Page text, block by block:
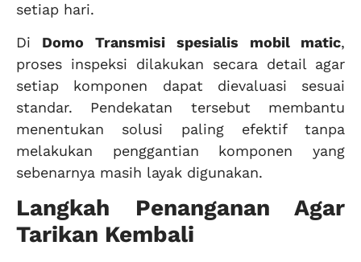
setiap hari.
Di Domo Transmisi spesialis mobil matic,
proses inspeksi dilakukan secara detail agar
setiap komponen dapat dievaluasi sesuai
standar. Pendekatan tersebut membantu
menentukan solusi paling efektif tanpa
melakukan penggantian komponen yang
sebenarnya masih layak digunakan.
Langkah Penanganan Agar
Tarikan Kembali